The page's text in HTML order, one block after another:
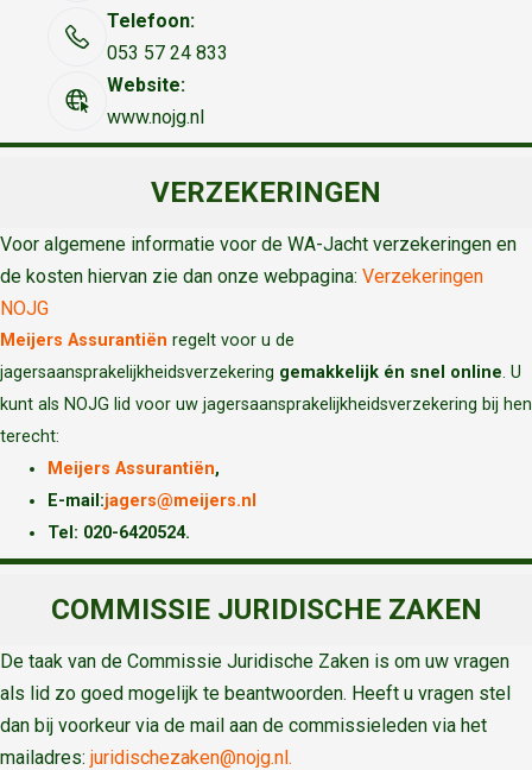
Telefoon:
053 57 24 833
Website:
www.nojg.nl
VERZEKERINGEN
Voor algemene informatie voor de WA-Jacht verzekeringen en
de kosten hiervan zie dan onze webpagina: Verzekeringen
NOJG
Meijers Assurantiën regelt voor u de
jagersaansprakelijkheidsverzekering gemakkelijk én snel online. U
kunt als NOJG lid voor uw jagersaansprakelijkheidsverzekering bij hen
terecht:
Meijers Assurantiën,
E-mail:jagers@meijers.nl
Tel: 020-6420524.
COMMISSIE JURIDISCHE ZAKEN
De taak van de Commissie Juridische Zaken is om uw vragen
als lid zo goed mogelijk te beantwoorden. Heeft u vragen stel
dan bij voorkeur via de mail aan de commissieleden via het
mailadres: juridischezaken@nojg.nl.